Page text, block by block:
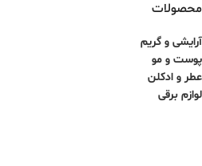
محصولات
آرایشی و گریم
پوست و مو
عطر و ادکلن
لوازم برقی